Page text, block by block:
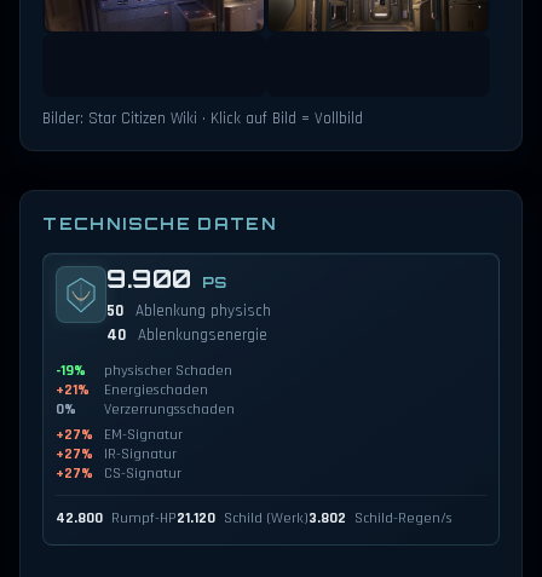
Bilder: Star Citizen Wiki · Klick auf Bild = Vollbild
TECHNISCHE DATEN
9.900 PS
50 Ablenkung physisch
40 Ablenkungsenergie
-19%
physischer Schaden
+21%
Energieschaden
0%
Verzerrungsschaden
+27%
EM-Signatur
+27%
IR-Signatur
+27%
CS-Signatur
42.800 Rumpf-HP21.120 Schild (Werk)3.802 Schild-Regen/s